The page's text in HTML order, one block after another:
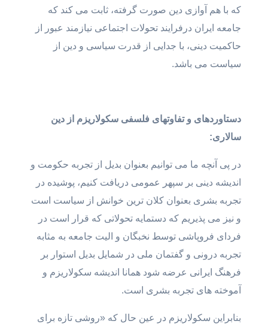
که با هم آوازی دین صورت گرفته، ثابت می کند که
جامعه ایران درفرایند تحولات اجتماعی نیازمند عبور از
حاکمیت دینی، با جدایی از قدرت سیاسی و دین از
سیاست می باشد.
دستاوردهای و تفاوتهای فلسفی سکولاریزم از دین
سالاری:
در پی آنچه ما می توانیم بعنوان بدیل از تجربه حکومت و
اندیشه دینی بر سپهر عمومی دریافت کنیم، پوشیده در
تجربه بشری بعنوان کلان ترین خوانش از سیاست است
و نیز می پذیریم که دستمایه تحولاتی که قرار است در
فردای فروپاشی توسط نخبگان و الیت جامعه به مثابه
تجربه درونی و گفتمان ملی در شمایل بدیل استوار بر
فرهنگ ایرانی عرضه شود‌ همانا اندیشه سکولاریزم و
آموخته های تجربه بشری است.
بنابراین سکولاریزم در عین حال که «روشی تازه برای